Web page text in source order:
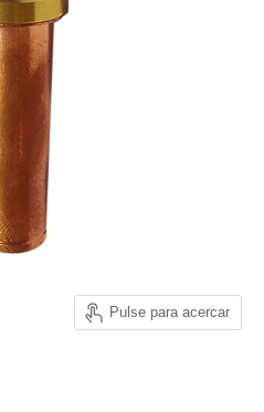
Pulse para acercar